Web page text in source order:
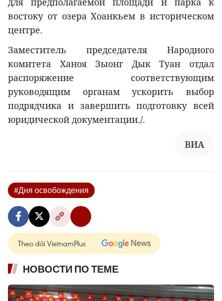
востоку от озера Хоанкьем в историческом
центре.
Заместитель председателя Народного
комитета Ханоя Зыонг Дык Туан отдал
распоряжение соответствующим
руководящим органам ускорить выбор
подрядчика и завершить подготовку всей
юридической документации./.
ВИА
#Дня освобождения
Theo dõi VietnamPlus
НОВОСТИ ПО ТЕМЕ